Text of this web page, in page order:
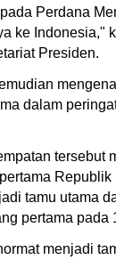
Perdana
ke Indonesia,"
Presiden.
dalam
tersebut
tamu utama
pertama pada
menjadi